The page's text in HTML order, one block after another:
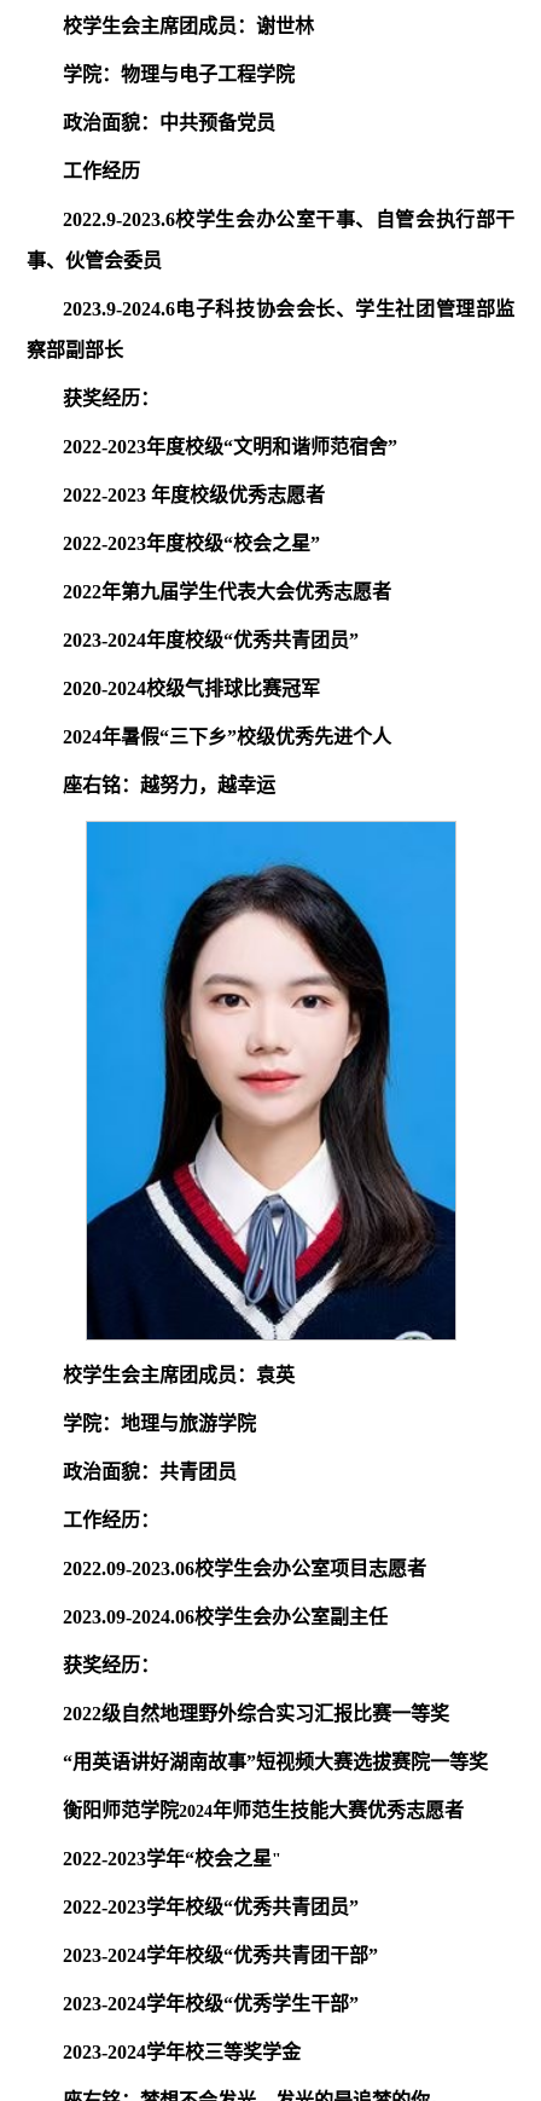
校学生会主席团成员：谢世林
学院：物理与电子工程学院
政治面貌：中共预备党员
工作经历
2022.9-2023.6校学生会办公室干事、自管会执行部干
事、伙管会委员
2023.9-2024.6电子科技协会会长、学生社团管理部监
察部副部长
获奖经历：
2022-2023年度校级“文明和谐师范宿舍”
2022-2023 年度校级优秀志愿者
2022-2023年度校级“校会之星”
2022年第九届学生代表大会优秀志愿者
2023-2024年度校级“优秀共青团员”
2020-2024校级气排球比赛冠军
2024年暑假“三下乡”校级优秀先进个人
座右铭：越努力，越幸运
校学生会主席团成员：袁英
学院：地理与旅游学院
政治面貌：共青团员
工作经历：
2022.09-2023.06校学生会办公室项目志愿者
2023.09-2024.06校学生会办公室副主任
获奖经历：
2022级自然地理野外综合实习汇报比赛一等奖
“用英语讲好湖南故事”短视频大赛选拔赛院一等奖
衡阳师范学院2024年师范生技能大赛优秀志愿者
2022-2023学年“校会之星"
2022-2023学年校级“优秀共青团员”
2023-2024学年校级“优秀共青团干部”
2023-2024学年校级“优秀学生干部”
2023-2024学年校三等奖学金